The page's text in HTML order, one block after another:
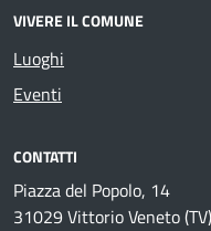
VIVERE IL COMUNE
Luoghi
Eventi
CONTATTI
Piazza del Popolo, 14
31029 Vittorio Veneto (TV)